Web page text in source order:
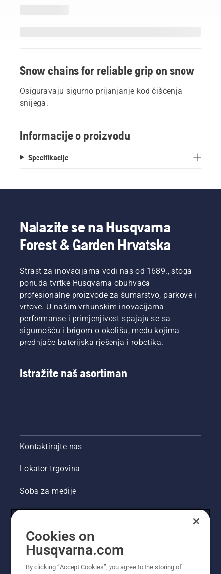
Snow chains for reliable grip on snow
Osiguravaju sigurno prijanjanje kod čišćenja
snijega.
Informacije o proizvodu
Specifikacije
Nalazite se na Husqvarna
Forest & Garden Hrvatska
Strast za inovacijama vodi nas od 1689., stoga
ponuda tvrtke Husqvarna obuhvaća
profesionalne proizvode za šumarstvo, parkove i
vrtove. U našim vrhunskim inovacijama
performanse i primjenjivost spajaju se sa
sigurnošću i brigom o okolišu, među kojima
prednjače baterijska rješenja i robotika.
Istražite naš asortiman
Kontaktirajte nas
Lokator trgovina
Soba za medije
Akcije
Pravne informacije o proizvodu
Ostale stranice tvrtke Husqvarna
Cookies on
Husqvarna.com
By clicking “Accept Cookies”, you agree to the storing of